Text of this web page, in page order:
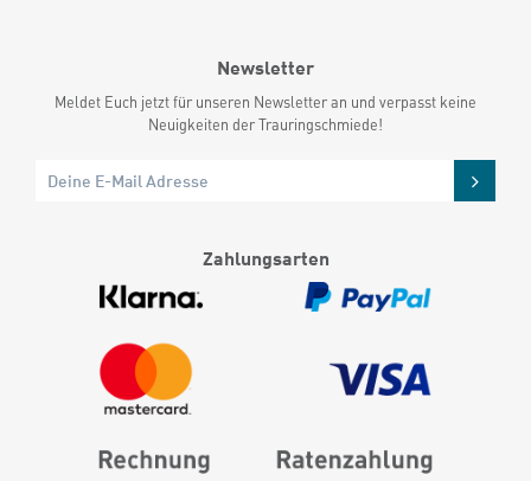
Newsletter
Meldet Euch jetzt für unseren Newsletter an und verpasst keine
Neuigkeiten der Trauringschmiede!
Zahlungsarten